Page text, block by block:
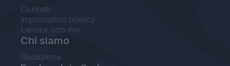
Contatti
Impostazioni privacy
Lavora con noi
Chi siamo
Redazione